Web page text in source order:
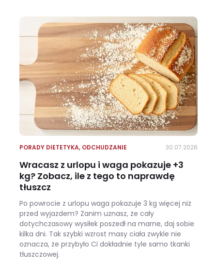
PORADY DIETETYKA, ODCHUDZANIE 30.07.2026
Wracasz z urlopu i waga pokazuje +3
kg? Zobacz, ile z tego to naprawdę
tłuszcz
Po powrocie z urlopu waga pokazuje 3 kg więcej niż
przed wyjazdem? Zanim uznasz, że cały
dotychczasowy wysiłek poszedł na marne, daj sobie
kilka dni. Tak szybki wzrost masy ciała zwykle nie
oznacza, że przybyło Ci dokładnie tyle samo tkanki
tłuszczowej.